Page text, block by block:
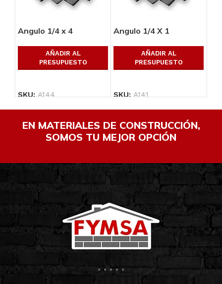
Angulo 1/4 x 4
AÑADIR AL
PRESUPUESTO
SKU:A144
Angulo 1/4 X 1
AÑADIR AL
PRESUPUESTO
SKU:A141
EN MATERIALES DE CONSTRUCCIÓN,
SOMOS TU MEJOR OPCIÓN